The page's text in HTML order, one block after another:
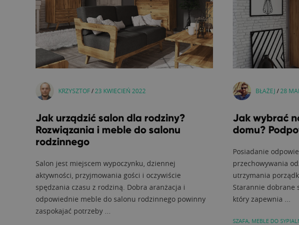
KRZYSZTOF/ 23 KWIECIEŃ 2022
Jak urządzić salon dla rodziny?
Rozwiązania i meble do salonu
rodzinnego
Salon jest miejscem wypoczynku, dziennej
aktywności, przyjmowania gości i oczywiście
spędzania czasu z rodziną. Dobra aranżacja i
odpowiednie meble do salonu rodzinnego powinny
zaspokajać potrzeby ...
BŁAŻEJ / 28
Jak wybrać
domu?
Posiadanie
przechowywania
utrzymania
Starannie dobrane
który zapewnia ...
SZAFA, MEBLE DO